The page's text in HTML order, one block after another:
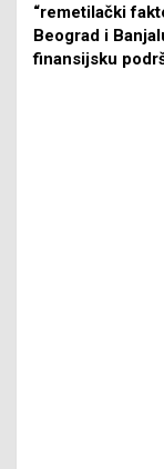
“remetilački
Beograd i
finansijsku